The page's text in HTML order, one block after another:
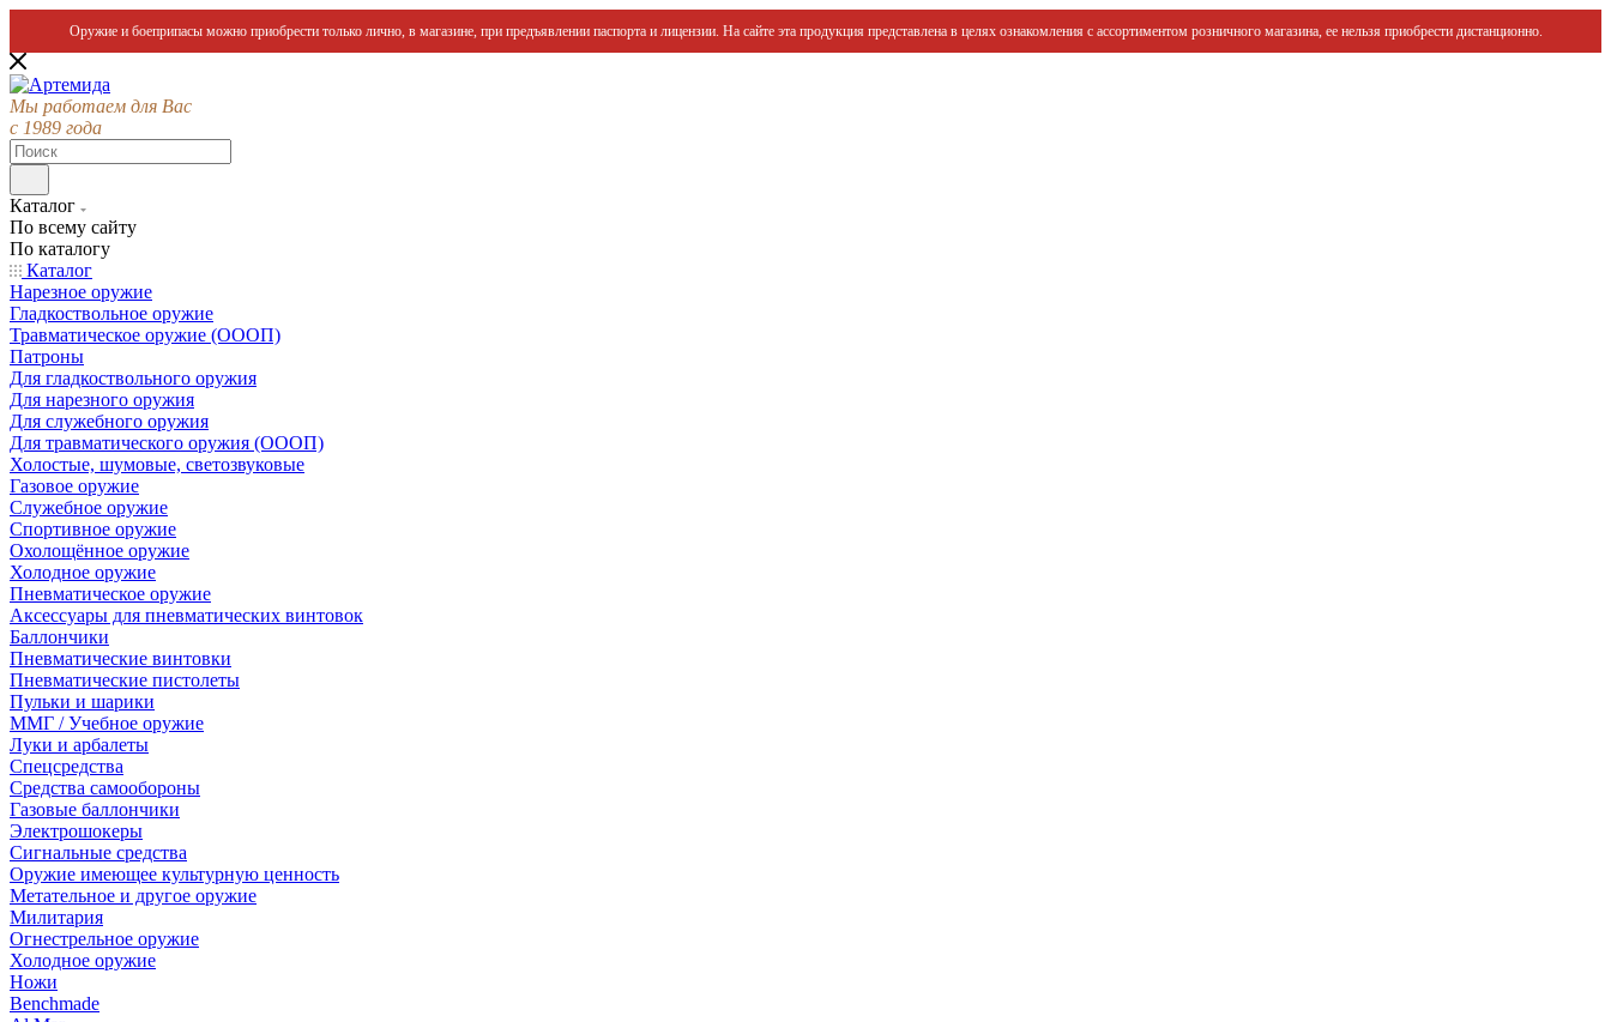
Оружие и боеприпасы можно приобрести только лично, в магазине, при предъявлении паспорта и лицензии. На сайте эта продукция представлена в целях ознакомления с ассортиментом розничного магазина, ее нельзя приобрести дистанционно.
Мы работаем для Вас
с 1989 года
Каталог
По всему сайту
По каталогу
Каталог
Нарезное оружие
Гладкоствольное оружие
Травматическое оружие (ОООП)
Патроны
Для гладкоствольного оружия
Для нарезного оружия
Для служебного оружия
Для травматического оружия (ОООП)
Холостые, шумовые, светозвуковые
Газовое оружие
Служебное оружие
Спортивное оружие
Охолощённое оружие
Холодное оружие
Пневматическое оружие
Аксессуары для пневматических винтовок
Баллончики
Пневматические винтовки
Пневматические пистолеты
Пульки и шарики
ММГ / Учебное оружие
Луки и арбалеты
Спецсредства
Средства самообороны
Газовые баллончики
Электрошокеры
Сигнальные средства
Оружие имеющее культурную ценность
Метательное и другое оружие
Милитария
Огнестрельное оружие
Холодное оружие
Ножи
Benchmade